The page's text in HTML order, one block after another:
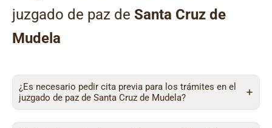
juzgado de paz de Santa Cruz de
Mudela
¿Es necesario pedir cita previa para los trámites en el
juzgado de paz de Santa Cruz de Mudela?